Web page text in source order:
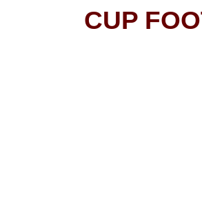
CUP